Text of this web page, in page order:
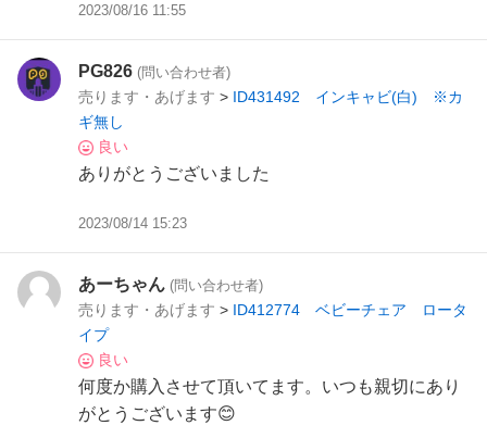
2023/08/16 11:55
PG826 (問い合わせ者)
売ります・あげます > ID431492 インキャビ(白) ※カ
ギ無し
良い
ありがとうございました
2023/08/14 15:23
あーちゃん (問い合わせ者)
売ります・あげます > ID412774 ベビーチェア ロータ
イプ
良い
何度か購入させて頂いてます。いつも親切にあり
がとうございます😊